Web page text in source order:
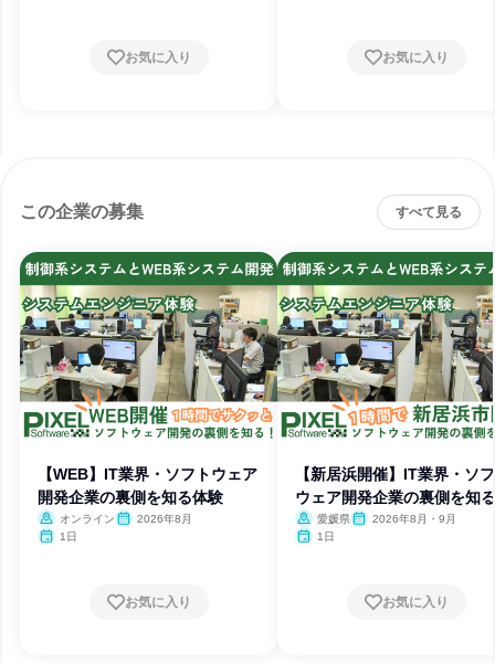
お気に入り お気に入り
この企業の募集 すべて見る
【WEB】IT業界・ソフトウェア
開発企業の裏側を知る体験
オンライン
2026年8月
1日
お気に入り
【新居浜開催】IT業界・ソ
ウェア開発企業の裏側を知
験 愛媛県
2026年8月・9月
1日
お気に入り